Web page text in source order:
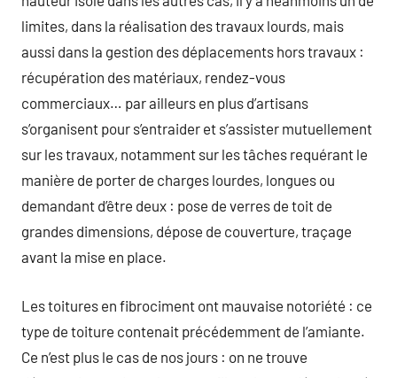
limites, dans la réalisation des travaux lourds, mais
aussi dans la gestion des déplacements hors travaux :
récupération des matériaux, rendez-vous
commerciaux… par ailleurs en plus d’artisans
s’organisent pour s’entraider et s’assister mutuellement
sur les travaux, notamment sur les tâches requérant le
manière de porter de charges lourdes, longues ou
demandant d’être deux : pose de verres de toit de
grandes dimensions, dépose de couverture, traçage
avant la mise en place.
Les toitures en fibrociment ont mauvaise notoriété : ce
type de toiture contenait précédemment de l’amiante.
Ce n’est plus le cas de nos jours : on ne trouve